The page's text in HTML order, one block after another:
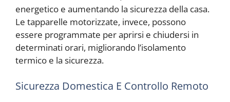
energetico e aumentando la sicurezza della casa.
Le tapparelle motorizzate, invece, possono
essere programmate per aprirsi e chiudersi in
determinati orari, migliorando l’isolamento
termico e la sicurezza.
Sicurezza Domestica E Controllo Remoto